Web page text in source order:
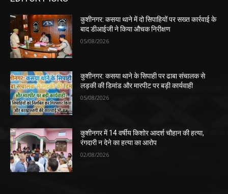
कुशीनगर: कसया थाने में दो सिपाहियों पर सख्त कार्रवाई के
बाद डीआईजी ने किया औचक निरीक्षण
05/08/2026
कुशीनगर: कसया थाने के सिपाही पर ढाबा संचालक से
लड़की की डिमांड और मारपीट पर बड़ी कार्यवाही
05/08/2026
कुशीनगर में 14 वर्षीय किशोर आदर्श चौहान की हत्या,
रंगदारी न देने का हत्या का आरोप
02/08/2026